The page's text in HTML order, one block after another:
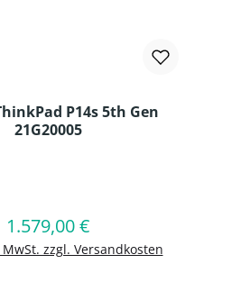
P14s 5th Gen
21G20005
Regulärer Preis:
1.579,00 €
zzgl. Versandkosten
den Warenkorb